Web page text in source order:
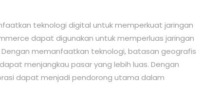
teknologi digital untuk memperkuat jaringan
dapat digunakan untuk memperluas jaringan
memanfaatkan teknologi, batasan geografis
menjangkau pasar yang lebih luas. Dengan
dapat menjadi pendorong utama dalam